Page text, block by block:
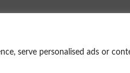
serve personalised ads or